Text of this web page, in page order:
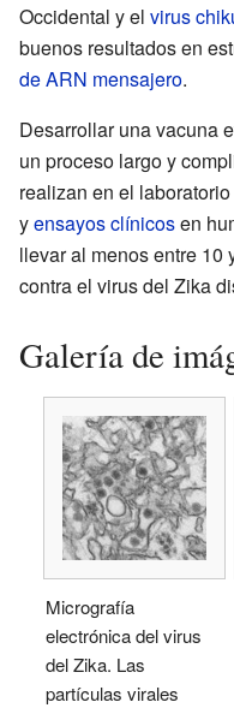
Occidental y el virus
buenos resultados en
de ARN mensajero.
Desarrollar una vacuna
un proceso largo y
realizan en el
yensayos clínicosen
llevar al menos entre 10
contra el virus del Zika
Galería de
Micrografía
electrónica del virus
del Zika. Las
partículas virales